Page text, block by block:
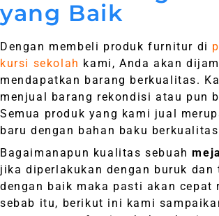
yang Baik
Dengan membeli produk furnitur di
kursi sekolah kami, Anda akan
mendapatkan barang berkualitas.
menjual barang rekondisi atau pun
Semua produk yang kami jual
baru dengan bahan baku
Bagaimanapun kualitas sebuah
jika diperlakukan dengan buruk dan
dengan baik maka pasti akan cepat
sebab itu, berikut ini kami